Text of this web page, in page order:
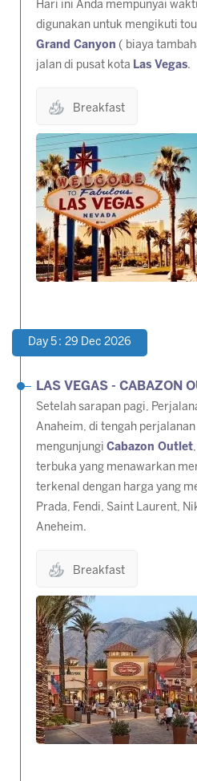
Hari ini Anda mempunyai
digunakan untuk mengikuti
Grand Canyon ( biaya
jalan di pusat kota Las Vegas.
Breakfast
Day 5 : 29 Dec 2026
LAS VEGAS - CABAZON
Setelah sarapan pagi,
Anaheim, di tengah
mengunjungi Cabazon Outlet
terbuka yang menawarkan
terkenal dengan harga yang
Prada, Fendi, Saint Laurent,
Aneheim.
Breakfast